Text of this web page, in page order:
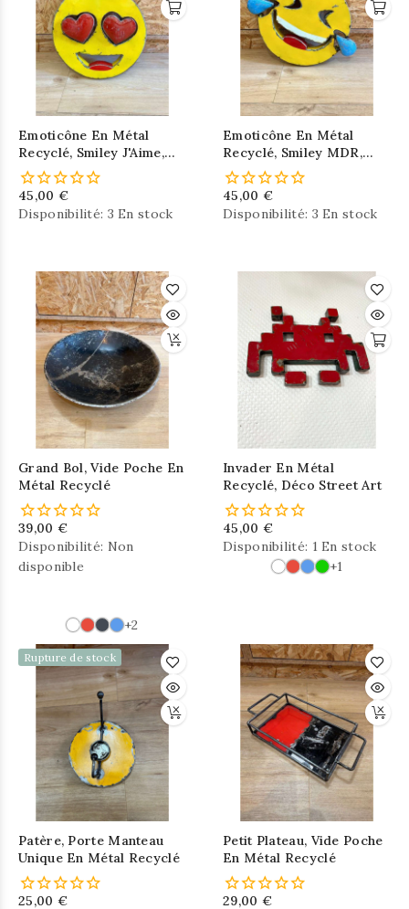
Emoticône En Métal
Recyclé, Smiley J'Aime,
Love
45,00 €
Disponibilité: 3 En stock
Emoticône En Métal
Recyclé, Smiley MDR,
LOL
45,00 €
Disponibilité: 3 En stock
Grand Bol, Vide Poche En
Métal Recyclé
39,00 €
Disponibilité: Non
disponible
+2
Invader En Métal
Recyclé, Déco Street Art
45,00 €
Disponibilité: 1 En stock
+1
Rupture de stock
Patère, Porte Manteau
Unique En Métal Recyclé
25,00 €
Petit Plateau, Vide Poche
En Métal Recyclé
29,00 €